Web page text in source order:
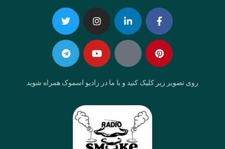
Facebook-
f
Linkedin-
in
Instagram
Twitter Pinterest
Eaparat
Youtube
Telegram
روی تصویر زیر کلیک کنید و با ما در رادیو اسموک همراه شوید